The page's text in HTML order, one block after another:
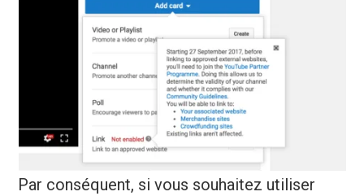
Par conséquent, si vous souhaitez utiliser